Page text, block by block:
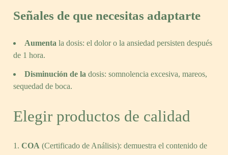
Señales de que necesitas adaptarte
Aumenta la dosis: el dolor o la ansiedad persisten después
de 1 hora.
Disminución de la dosis: somnolencia excesiva, mareos,
sequedad de boca.
Elegir productos de calidad
COA (Certificado de Análisis): demuestra el contenido de